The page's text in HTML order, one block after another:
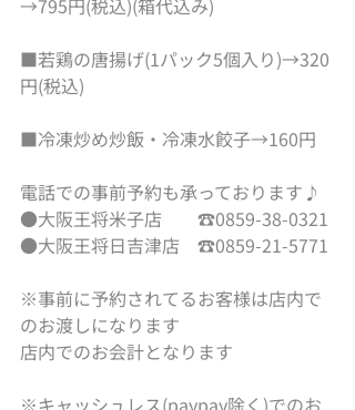
■若鶏の唐揚げ(1パック5個入り)→320
円(税込)
■冷凍炒め炒飯・冷凍水餃子→160円
電話での事前予約も承っております♪
●大阪王将米子店　　☎0859-38-0321
●大阪王将日吉津店　☎0859-21-5771
※事前に予約されてるお客様は店内で
のお渡しになります
店内でのお会計となります
※キャッシュレス(paypay除く)でのお